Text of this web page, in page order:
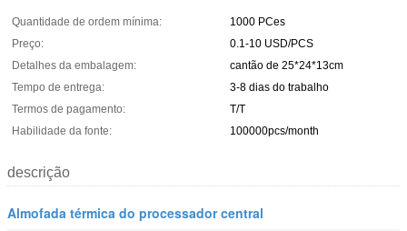
Quantidade de ordem mínima:
1000 PCes
Preço:
0.1-10 USD/PCS
Detalhes da embalagem:
cantão de 25*24*13cm
Tempo de entrega:
3-8 dias do trabalho
Termos de pagamento:
T/T
Habilidade da fonte:
100000pcs/month
descrição
Almofada térmica do processador central